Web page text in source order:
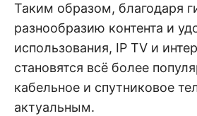
Таким образом, благодаря
разнообразию контента и
использования, IP TV и
становятся всё более
кабельное и спутниковое
актуальным.